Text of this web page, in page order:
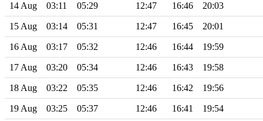
14 Aug 03:11 05:29 12:47 16:46 20:03
15 Aug 03:14 05:31 12:47 16:45 20:01
16 Aug 03:17 05:32 12:46 16:44 19:59
17 Aug 03:20 05:34 12:46 16:43 19:58
18 Aug 03:22 05:35 12:46 16:42 19:56
19 Aug 03:25 05:37 12:46 16:41 19:54